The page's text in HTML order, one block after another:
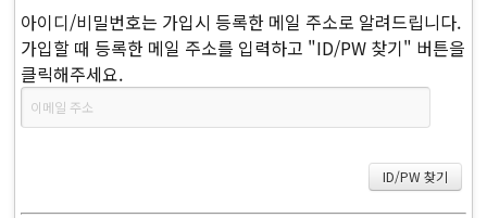
아이디/비밀번호는 가입시 등록한 메일 주소로 알려드립니다.
가입할 때 등록한 메일 주소를 입력하고 "ID/PW 찾기" 버튼을
클릭해주세요.